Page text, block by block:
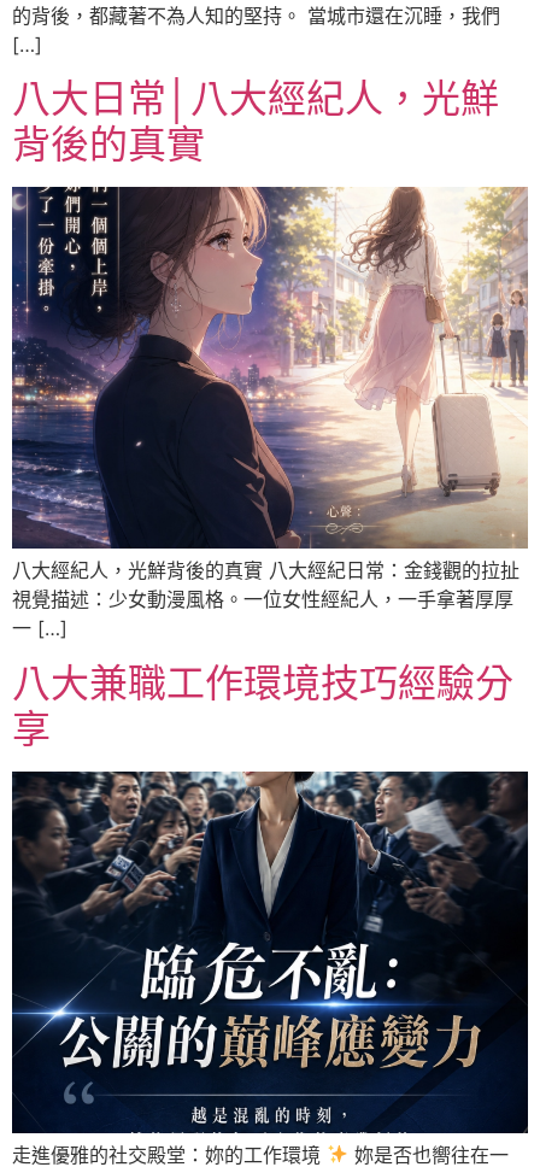
的背後，都藏著不為人知的堅持。 當城市還在沉睡，我們
[…]
八大日常│八大經紀人，光鮮
背後的真實
八大經紀人，光鮮背後的真實 八大經紀日常：金錢觀的拉扯
視覺描述：少女動漫風格。一位女性經紀人，一手拿著厚厚
一 […]
八大兼職工作環境技巧經驗分
享
走進優雅的社交殿堂：妳的工作環境
妳是否也嚮往在一